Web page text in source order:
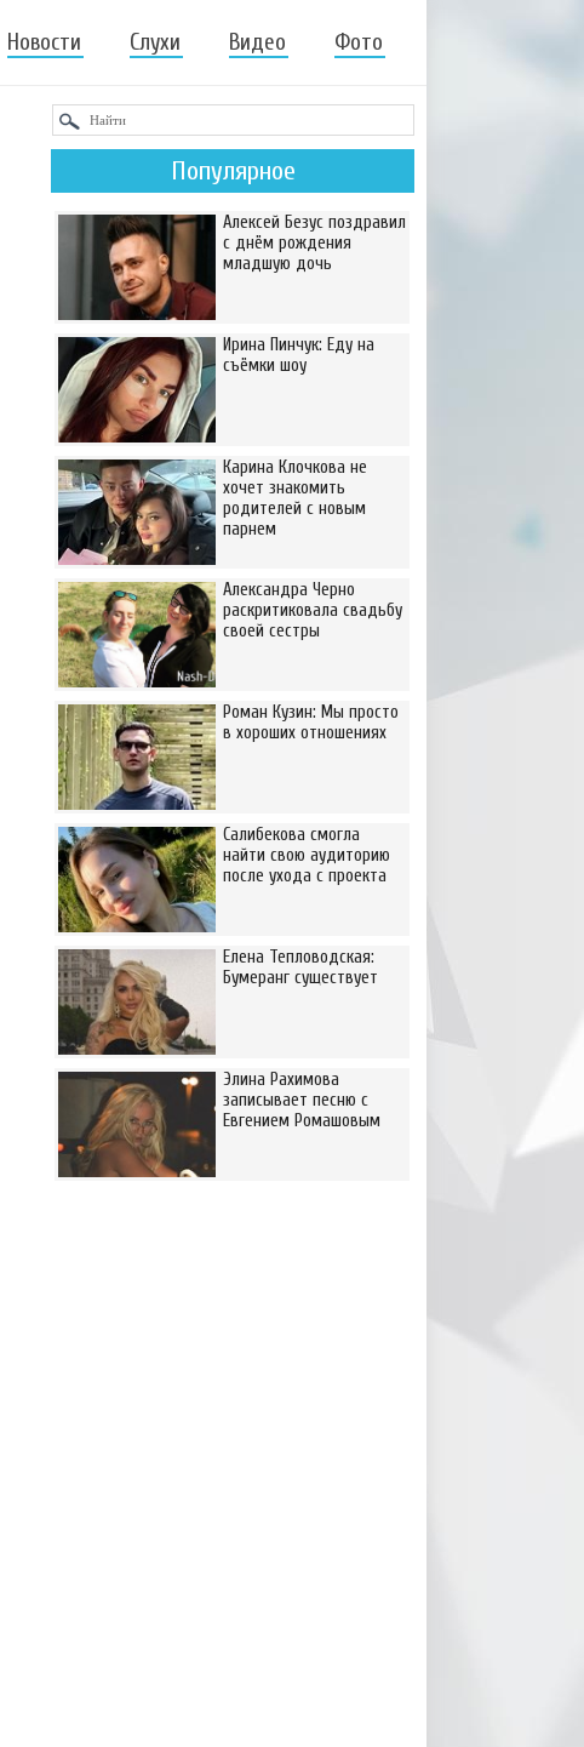
Новости Слухи Видео Фото
Популярное
Алексей Безус поздравил
с днём рождения
младшую дочь
Ирина Пинчук: Еду на
съёмки шоу
Карина Клочкова не
хочет знакомить
родителей с новым
парнем
Александра Черно
раскритиковала свадьбу
своей сестры
Роман Кузин: Мы просто
в хороших отношениях
Салибекова смогла
найти свою аудиторию
после ухода с проекта
Елена Тепловодская:
Бумеранг существует
Элина Рахимова
записывает песню с
Евгением Ромашовым